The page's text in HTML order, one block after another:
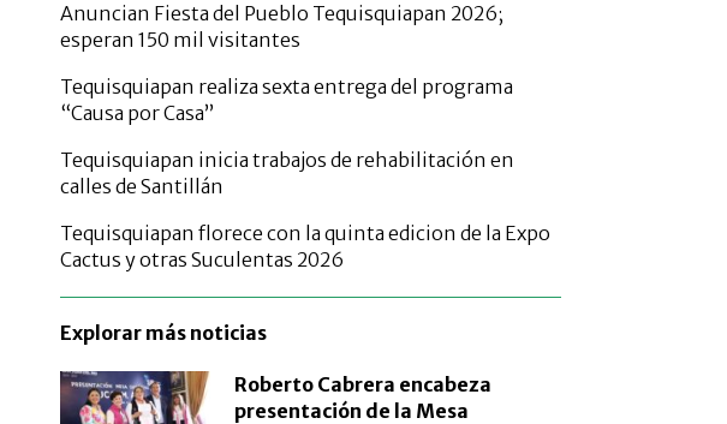
Anuncian Fiesta del Pueblo Tequisquiapan 2026;
esperan 150 mil visitantes
Tequisquiapan realiza sexta entrega del programa
“Causa por Casa”
Tequisquiapan inicia trabajos de rehabilitación en
calles de Santillán
Tequisquiapan florece con la quinta edicion de la Expo
Cactus y otras Suculentas 2026
Explorar más noticias
Roberto Cabrera encabeza
presentación de la Mesa